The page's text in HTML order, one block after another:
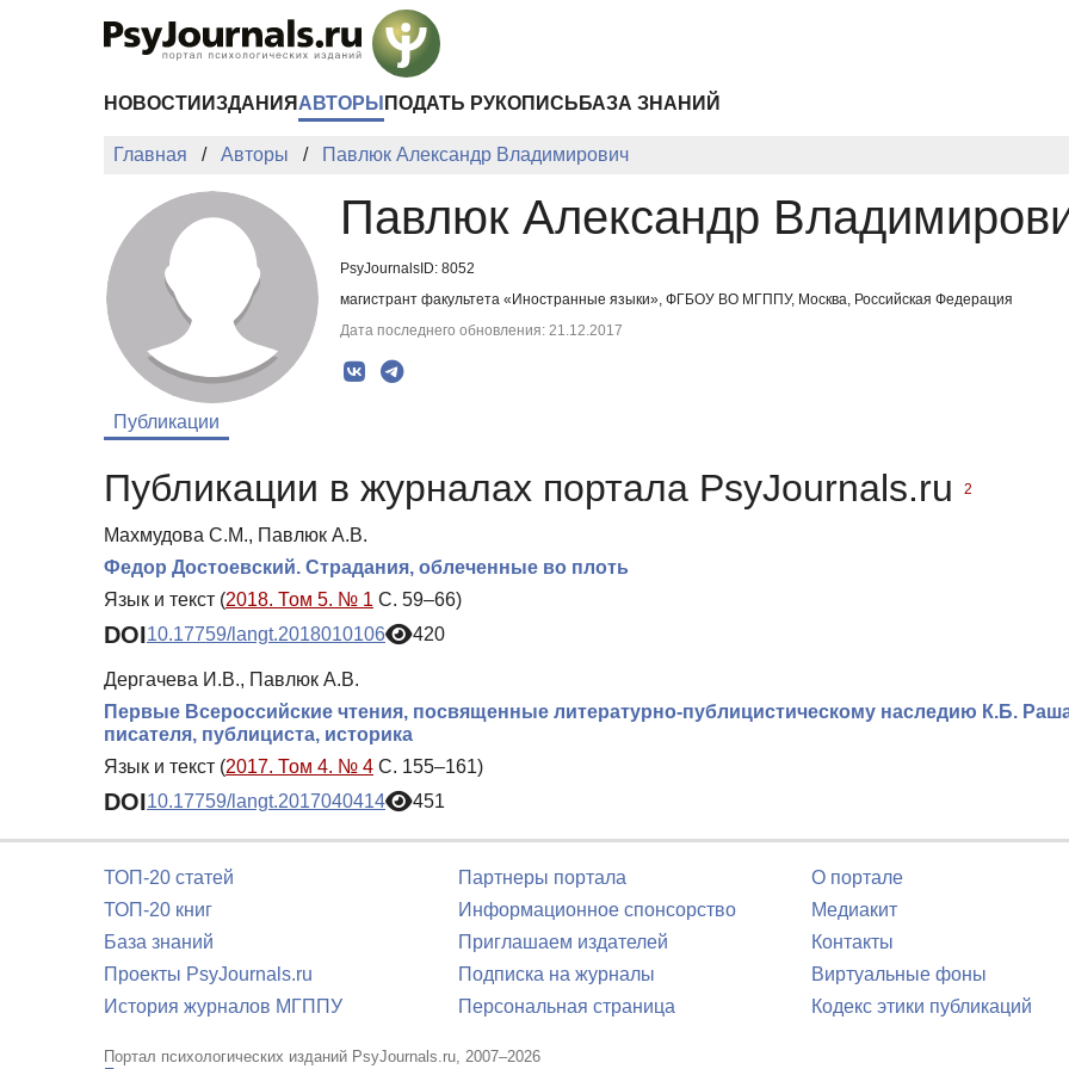
НОВОСТИ ИЗДАНИЯ АВТОРЫ ПОДАТЬ РУКОПИСЬ БАЗА ЗНАНИЙ
Главная Авторы Павлюк Александр Владимирович
Павлюк Александр
PsyJournalsID: 8052
магистрант факультета «Иностранные языки», ФГБОУ ВО МГППУ, Москва, Российская Федерация
Дата последнего обновления: 21.12.2017
Публикации
Публикации в журналах портала PsyJournals.ru 2
Махмудова С.М., Павлюк А.В.
Федор Достоевский. Страдания, облеченные во плоть
Язык и текст (2018. Том 5. № 1 С. 59–66)
DOI10.17759/langt.2018010106 420
Дергачева И.В., Павлюк А.В.
Первые Всероссийские чтения, посвященные литературно-публицистическому наследию К.Б.
писателя, публициста, историка
Язык и текст (2017. Том 4. № 4 С. 155–161)
DOI10.17759/langt.2017040414 451
ТОП-20 статей
ТОП-20 книг
База знаний
Проекты PsyJournals.ru
История журналов МГППУ
Партнеры портала
Информационное спонсорство
Приглашаем издателей
Подписка на журналы
Персональная страница
О портале
Медиакит
Контакты
Виртуальные фоны
Кодекс этики публикаций
Портал психологических изданий PsyJournals.ru, 2007–2026